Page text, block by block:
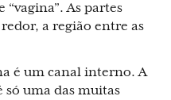
As partes
a região entre as
é um canal interno. A
uma das muitas